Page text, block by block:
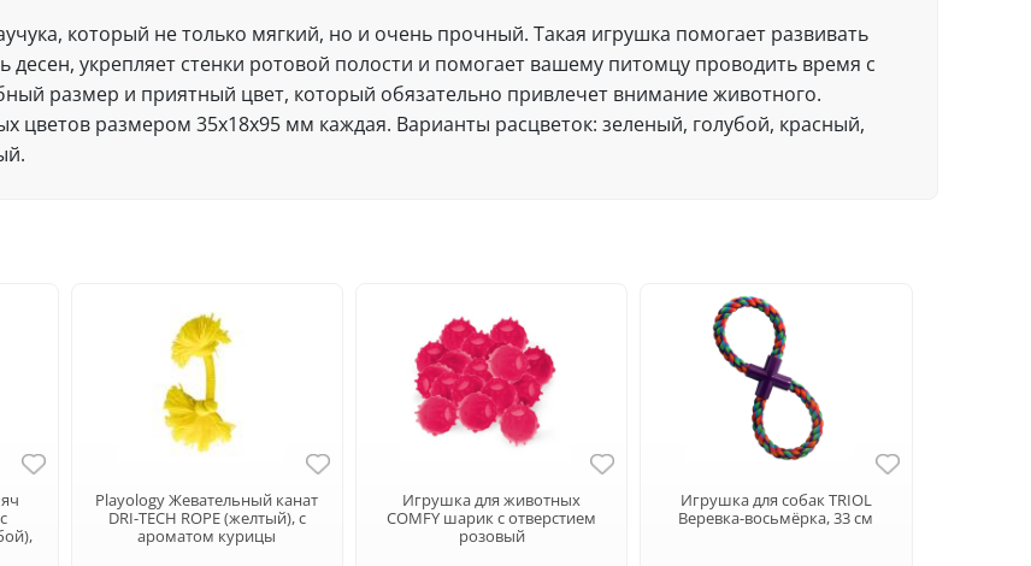
который не только мягкий, но и очень прочный. Такая игрушка помогает развивать
десен, укрепляет стенки ротовой полости и помогает вашему питомцу проводить время с
размер и приятный цвет, который обязательно привлечет внимание животного.
цветов размером 35х18х95 мм каждая. Варианты расцветок: зеленый, голубой, красный,
Playology Жевательный канат
DRI-TECH ROPE (желтый), с
ароматом курицы
Игрушка для животных
COMFY шарик с отверстием
розовый
Игрушка для собак TRIOL
Веревка-восьмёрка, 33 см